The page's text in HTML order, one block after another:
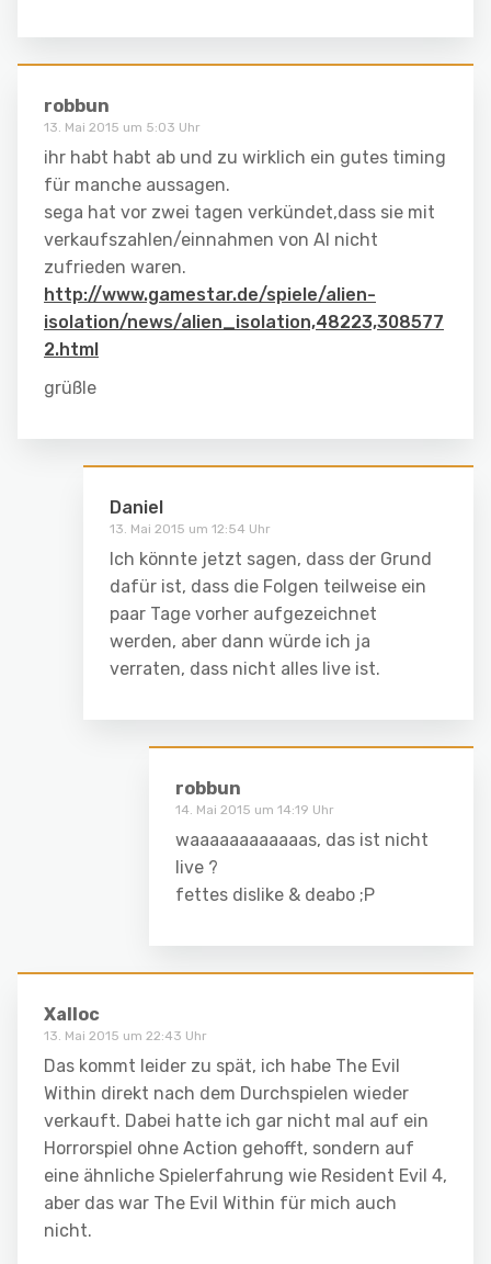
robbun
13. Mai 2015 um 5:03 Uhr
ihr habt habt ab und zu wirklich ein gutes timing
für manche aussagen.
sega hat vor zwei tagen verkündet,dass sie mit
verkaufszahlen/einnahmen von AI nicht
zufrieden waren.
http://www.gamestar.de/spiele/alien-
isolation/news/alien_isolation,48223,308577
2.html
grüßle
Daniel
13. Mai 2015 um 12:54 Uhr
Ich könnte jetzt sagen, dass der Grund
dafür ist, dass die Folgen teilweise ein
paar Tage vorher aufgezeichnet
werden, aber dann würde ich ja
verraten, dass nicht alles live ist.
robbun
14. Mai 2015 um 14:19 Uhr
waaaaaaaaaaaas, das ist nicht
live ?
fettes dislike & deabo ;P
Xalloc
13. Mai 2015 um 22:43 Uhr
Das kommt leider zu spät, ich habe The Evil
Within direkt nach dem Durchspielen wieder
verkauft. Dabei hatte ich gar nicht mal auf ein
Horrorspiel ohne Action gehofft, sondern auf
eine ähnliche Spielerfahrung wie Resident Evil 4,
aber das war The Evil Within für mich auch
nicht.